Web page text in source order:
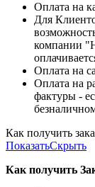
Оплата на
Для
компании
Оплата на
Оплата на
фактуры -
Как получить
ПоказатьСкрыть
Как получить